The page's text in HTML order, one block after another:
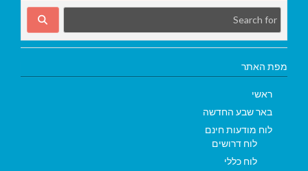
מפת האתר
ראשי
באר שבע החדשה
לוח מודעות חינם
לוח דרושים
לוח כללי